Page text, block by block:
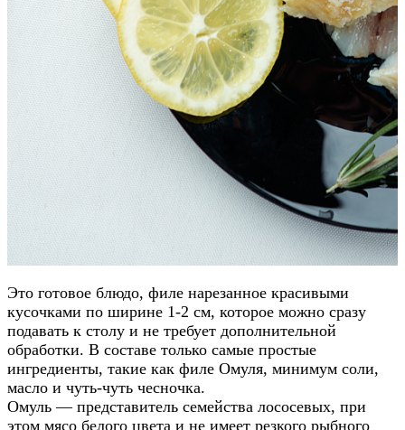
Это готовое блюдо, филе нарезанное красивыми
кусочками по ширине 1-2 см, которое можно сразу
подавать к столу и не требует дополнительной
обработки. В составе только самые простые
ингредиенты, такие как филе Омуля, минимум соли,
масло и чуть-чуть чесночка.
Омуль — представитель семейства лососевых, при
этом мясо белого цвета и не имеет резкого рыбного